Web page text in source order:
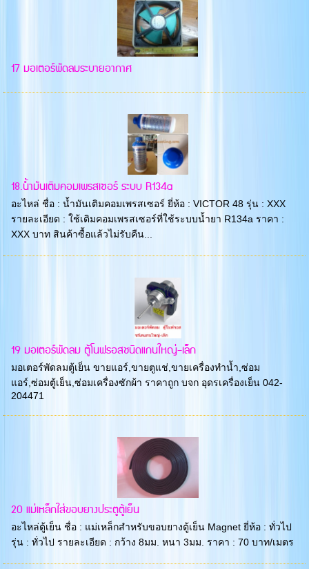
17 มอเตอร์พัดลมระบายอากาศ
18.น้ำมันเติมคอมเพรสเซอร์ ระบบ R134a
อะไหล่ ชื่อ : น้ำมันเติมคอมเพรสเซอร์ ยี่ห้อ : VICTOR 48 รุ่น : XXX
รายละเอียด : ใช้เติมคอมเพรสเซอร์ที่ใช้ระบบน้ำยา R134a ราคา :
XXX บาท สินค้าซื้อแล้วไม่รับคืน...
19 มอเตอร์พัดลม ตู้โนฟรอสชนิดแกนใหญ่-เล็ก
มอเตอร์พัดลมตู้เย็น ขายแอร์,ขายตูแช่,ขายเครื่องทำน้ำ,ซ่อม
แอร์,ซ่อมตู้เย็น,ซ่อมเครื่องซักผ้า ราคาถูก บจก อุดรเครื่องเย็น 042-
204471
20 แม่เหล็กใส่ขอบยางประตูตู้เย็น
อะไหล่ตู้เย็น ชื่อ : แม่เหล็กสำหรับขอบยางตู้เย็น Magnet ยี่ห้อ : ทั่วไป
รุ่น : ทั่วไป รายละเอียด : กว้าง 8มม. หนา 3มม. ราคา : 70 บาท/เมตร